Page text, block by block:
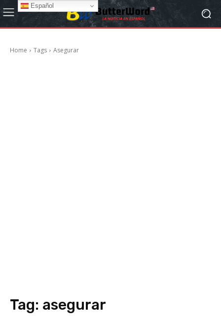
Home Tags Asegurar
Tag: asegurar
Español